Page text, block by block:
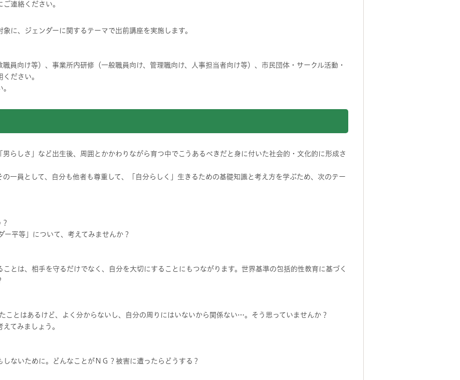
連絡ください。
に、ジェンダーに関するテーマで出前講座を実施します。
員向け等）、事業所内研修（一般職員向け、管理職向け、人事担当者向け等）、市民団体・サークル活動・
ださい。
男らしさ」など出生後、周囲とかかわりながら育つ中でこうあるべきだと身に付いた社会的・文化的に形成さ
一員として、自分も他者も尊重して、「自分らしく」生きるための基礎知識と考え方を学ぶため、次のテー
ー平等」について、考えてみませんか？
ことは、相手を守るだけでなく、自分を大切にすることにもつながります。世界基準の包括的性教育に基づく
ことはあるけど、よく分からないし、自分の周りにはいないから関係ない…。そう思っていませんか？
てみましょう。
ないために。どんなことがＮＧ？被害に遭ったらどうする？